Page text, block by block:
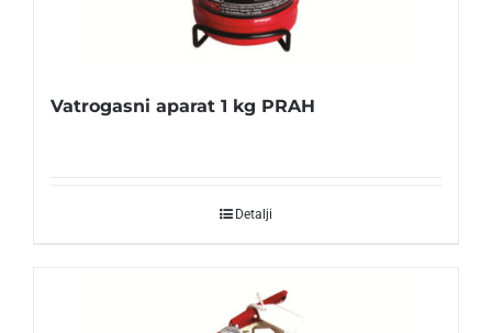
Vatrogasni aparat 1 kg PRAH
Detalji